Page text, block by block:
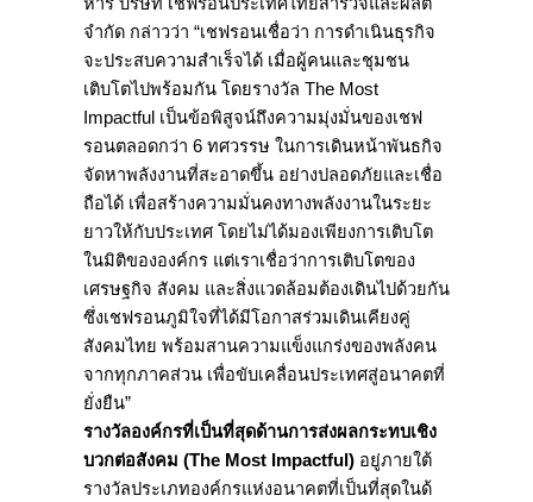
จำกัด กล่าวว่า “เชฟรอนเชื่อว่า การดำเนินธุรกิจ
จะประสบความสำเร็จได้ เมื่อผู้คนและชุมชน
เติบโตไปพร้อมกัน โดยรางวัล The Most
Impactful เป็นข้อพิสูจน์ถึงความมุ่งมั่นของเชฟ
รอนตลอดกว่า 6 ทศวรรษ ในการเดินหน้าพันธกิจ
จัดหาพลังงานที่สะอาดขึ้น อย่างปลอดภัยและเชื่อ
ถือได้ เพื่อสร้างความมั่นคงทางพลังงานในระยะ
ยาวให้กับประเทศ โดยไม่ได้มองเพียงการเติบโต
ในมิติขององค์กร แต่เราเชื่อว่าการเติบโตของ
เศรษฐกิจ สังคม และสิ่งแวดล้อมต้องเดินไปด้วยกัน
ซึ่งเชฟรอนภูมิใจที่ได้มีโอกาสร่วมเดินเคียงคู่
สังคมไทย พร้อมสานความแข็งแกร่งของพลังคน
จากทุกภาคส่วน เพื่อขับเคลื่อนประเทศสู่อนาคตที่
ยั่งยืน”
รางวัลองค์กรที่เป็นที่สุดด้านการส่งผลกระทบเชิง
บวกต่อสังคม (The Most Impactful) อยู่ภายใต้
รางวัลประเภทองค์กรแห่งอนาคตที่เป็นที่สุดในด้